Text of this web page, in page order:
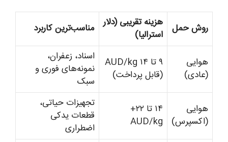
روش حمل
هزینه تقریبی (دلار
استرالیا)
مناسب‌ترین کاربرد
هوایی
(عادی)
۹ تا ۱۴ AUD/kg
(قابل پرداخت)
اسناد، زعفران،
نمونه‌های فوری و
سبک
هوایی
(اکسپرس)
۱۴ تا ۲۲+
AUD/kg
تجهیزات حیاتی،
قطعات یدکی
اضطراری